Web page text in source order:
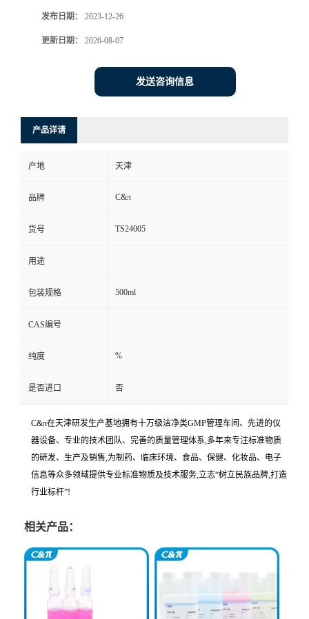
发布日期： 2023-12-26
更新日期： 2026-08-07
发送咨询信息
产品详请
产地 天津
品牌 C&π
货号 TS24005
用途
包装规格 500ml
CAS编号
纯度 %
是否进口 否
C&π在天津研发生产基地拥有十万级洁净类GMP管理车间、先进的仪
器设备、专业的技术团队、完善的质量管理体系,多年来专注标准物质
的研发、生产及销售,为制药、临床环境、食品、保健、化妆品、电子
信息等众多领域提供专业标准物质及技术服务,立志“树立民族品牌,打造
行业标杆”!
相关产品：